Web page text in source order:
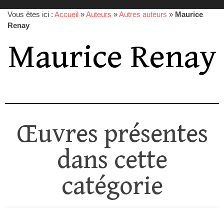
Vous êtes ici : Accueil »Auteurs »Autres auteurs » Maurice
Renay
Maurice Renay
Œuvres présentes
dans cette
catégorie